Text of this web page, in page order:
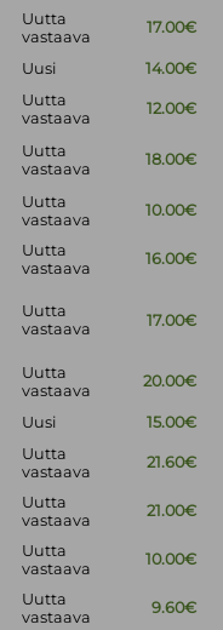
Uutta
vastaava
17.00€
Uusi 14.00€
Uutta
vastaava
12.00€
Uutta
vastaava
18.00€
Uutta
vastaava
10.00€
Uutta
vastaava
16.00€
Uutta
vastaava
17.00€
Uutta
vastaava
20.00€
Uusi 15.00€
Uutta
vastaava
21.60€
Uutta
vastaava
21.00€
Uutta
vastaava
10.00€
Uutta
vastaava
9.60€